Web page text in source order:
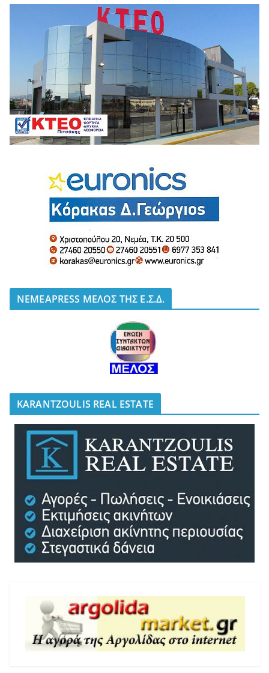
NEMEAPRESS ΜΕΛΟΣ ΤΗΣ Ε.Σ.Δ.
KARANTZOULIS REAL ESTATE